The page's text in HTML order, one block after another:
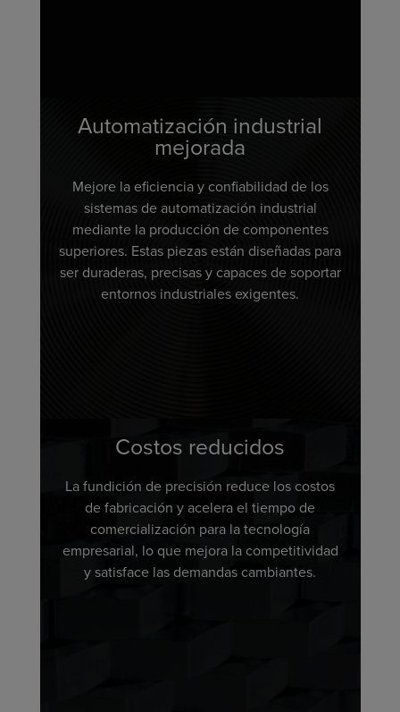
Automatización industrial
mejorada
Mejore la eficiencia y confiabilidad de los
sistemas de automatización industrial
mediante la producción de componentes
superiores. Estas piezas están diseñadas para
ser duraderas, precisas y capaces de soportar
entornos industriales exigentes.
Costos reducidos
La fundición de precisión reduce los costos
de fabricación y acelera el tiempo de
comercialización para la tecnología
empresarial, lo que mejora la competitividad
y satisface las demandas cambiantes.